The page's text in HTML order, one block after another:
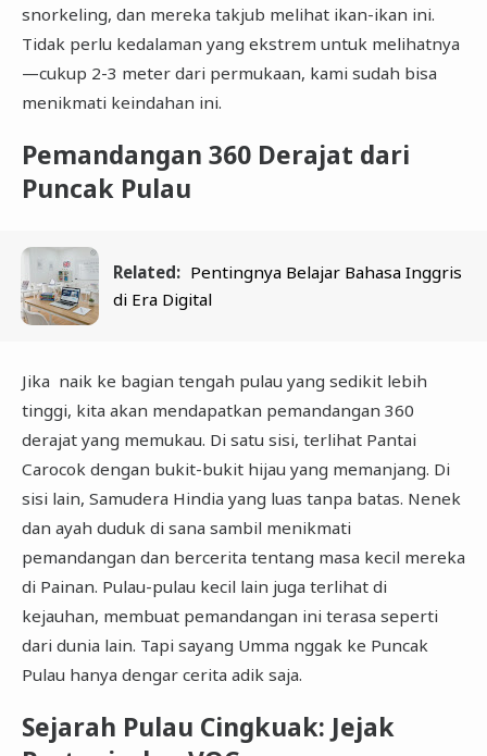
snorkeling, dan mereka takjub melihat ikan-ikan ini.
Tidak perlu kedalaman yang ekstrem untuk melihatnya
—cukup 2-3 meter dari permukaan, kami sudah bisa
menikmati keindahan ini.
Pemandangan 360 Derajat dari
Puncak Pulau
Related: Pentingnya Belajar Bahasa Inggris
di Era Digital
Jika naik ke bagian tengah pulau yang sedikit lebih
tinggi, kita akan mendapatkan pemandangan 360
derajat yang memukau. Di satu sisi, terlihat Pantai
Carocok dengan bukit-bukit hijau yang memanjang. Di
sisi lain, Samudera Hindia yang luas tanpa batas. Nenek
dan ayah duduk di sana sambil menikmati
pemandangan dan bercerita tentang masa kecil mereka
di Painan. Pulau-pulau kecil lain juga terlihat di
kejauhan, membuat pemandangan ini terasa seperti
dari dunia lain. Tapi sayang Umma nggak ke Puncak
Pulau hanya dengar cerita adik saja.
Sejarah Pulau Cingkuak: Jejak